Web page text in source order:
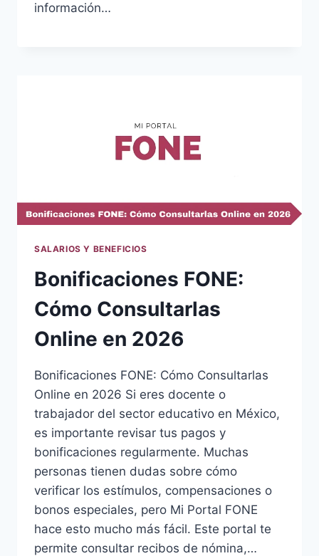
información…
SALARIOS Y BENEFICIOS
Bonificaciones FONE:
Cómo Consultarlas
Online en 2026
Bonificaciones FONE: Cómo Consultarlas
Online en 2026 Si eres docente o
trabajador del sector educativo en México,
es importante revisar tus pagos y
bonificaciones regularmente. Muchas
personas tienen dudas sobre cómo
verificar los estímulos, compensaciones o
bonos especiales, pero Mi Portal FONE
hace esto mucho más fácil. Este portal te
permite consultar recibos de nómina,…